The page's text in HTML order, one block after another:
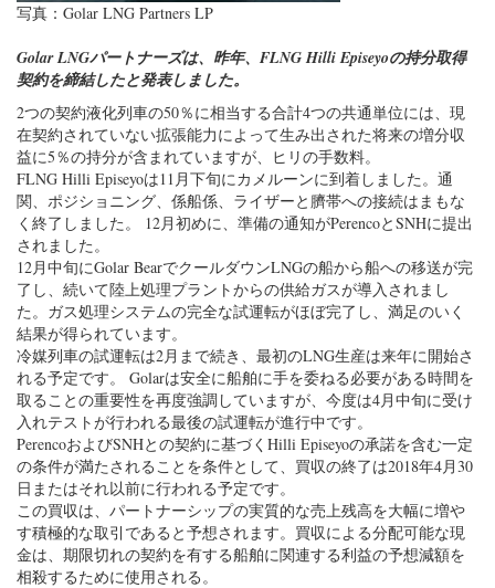
写真：Golar LNG Partners LP
Golar LNGパートナーズは、昨年、FLNG Hilli Episeyoの持分取得
契約を締結したと発表しました。
2つの契約液化列車の50％に相当する合計4つの共通単位には、現
在契約されていない拡張能力によって生み出された将来の増分収
益に5％の持分が含まれていますが、ヒリの手数料。
FLNG Hilli Episeyoは11月下旬にカメルーンに到着しました。通
関、ポジショニング、係船係、ライザーと臍帯への接続はまもな
く終了しました。 12月初めに、準備の通知がPerencoとSNHに提出
されました。
12月中旬にGolar BearでクールダウンLNGの船から船への移送が完
了し、続いて陸上処理プラントからの供給ガスが導入されまし
た。ガス処理システムの完全な試運転がほぼ完了し、満足のいく
結果が得られています。
冷媒列車の試運転は2月まで続き、最初のLNG生産は来年に開始さ
れる予定です。 Golarは安全に船舶に手を委ねる必要がある時間を
取ることの重要性を再度強調していますが、今度は4月中旬に受け
入れテストが行​​われる最後の試運転が進行中です。
PerencoおよびSNHとの契約に基づくHilli Episeyoの承諾を含む一定
の条件が満たされることを条件として、買収の終了は2018年4月30
日またはそれ以前に行われる予定です。
この買収は、パートナーシップの実質的な売上残高を大幅に増や
す積極的な取引であると予想されます。買収による分配可能な現
金は、期限切れの契約を有する船舶に関連する利益の予想減額を
相殺するために使用される。